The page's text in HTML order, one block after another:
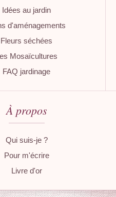
Idées au jardin
d'aménagements
Fleurs séchées
Mosaïcultures
FAQ jardinage
À propos
Qui suis-je ?
Pour m'écrire
Livre d'or